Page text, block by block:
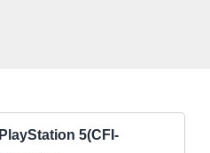
PlayStation 5(CFI-